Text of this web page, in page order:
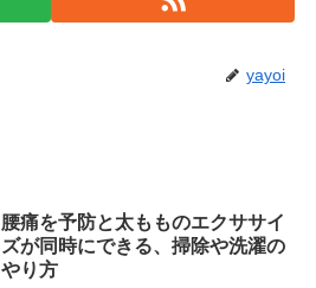
yayoi
腰痛を予防と太もものエクササイ
ズが同時にできる、掃除や洗濯の
やり方